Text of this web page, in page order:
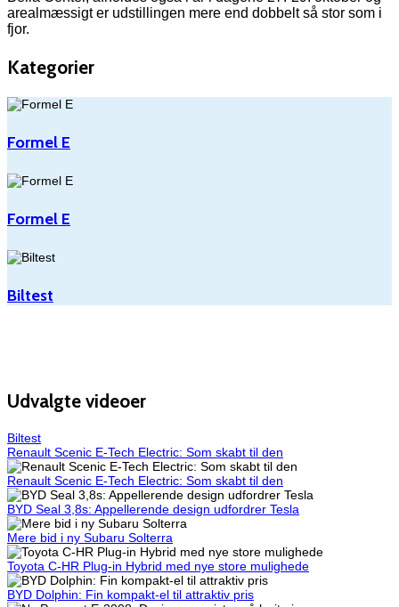
arealmæssigt er udstillingen mere end dobbelt så stor som i
fjor.
Kategorier
Formel E
Formel E
Biltest
Udvalgte videoer
Biltest
Renault Scenic E-Tech Electric: Som skabt til den
Renault Scenic E-Tech Electric: Som skabt til den
BYD Seal 3,8s: Appellerende design udfordrer Tesla
Mere bid i ny Subaru Solterra
Toyota C-HR Plug-in Hybrid med nye store mulighede
BYD Dolphin: Fin kompakt-el til attraktiv pris